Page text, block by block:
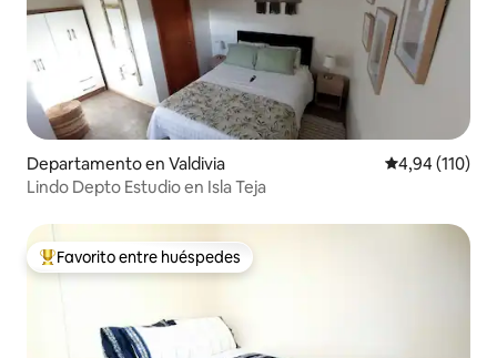
Departamento en Valdivia Calificación
4,94 (110)
Lindo Depto Estudio en Isla Teja
Favorito entre los huéspedes más destacados
Favorito entre huéspedes